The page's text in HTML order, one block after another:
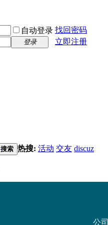
自动登录 找回密码
登录
立即注册
搜索 热搜: 活动 交友 discuz
公